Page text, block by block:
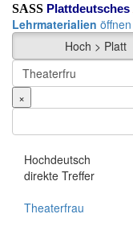
SASS Plattdeutsches
Lehrmaterialien öffnen
Hoch > Platt
×
Hochdeutsch
direkte Treffer
Theaterfrau